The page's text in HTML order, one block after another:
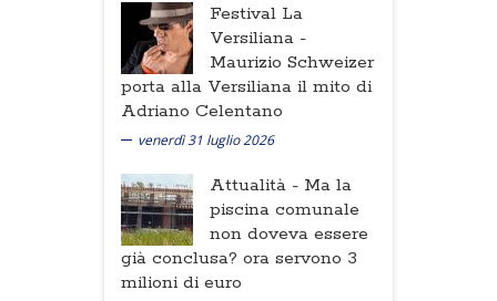
Festival La
Versiliana -
Maurizio Schweizer
porta alla Versiliana il mito di
Adriano Celentano
venerdì 31 luglio 2026
Attualità - Ma la
piscina comunale
non doveva essere
già conclusa? ora servono 3
milioni di euro